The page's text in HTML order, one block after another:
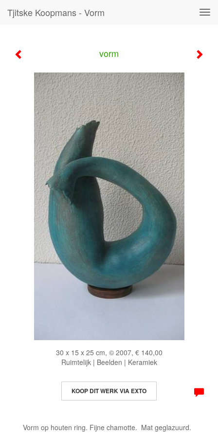
Tjitske Koopmans - Vorm
vorm
30 x 15 x 25 cm, © 2007, € 140,00
Ruimtelijk | Beelden | Keramiek
KOOP DIT WERK VIA EXTO
Vorm op houten ring. Fijne chamotte. Mat geglazuurd.